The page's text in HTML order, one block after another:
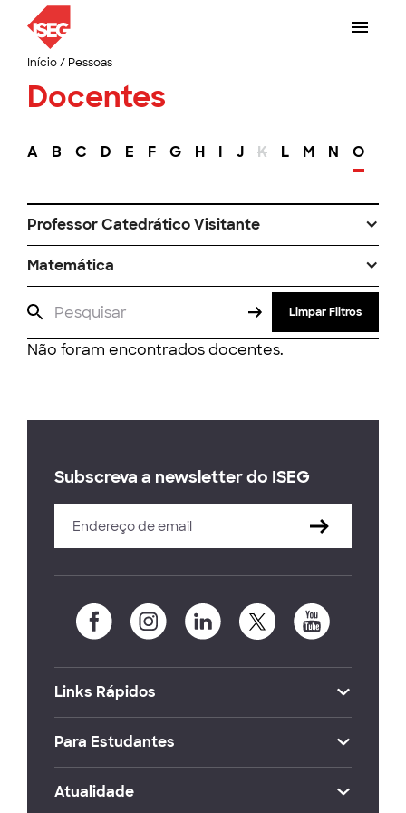
Início/ Pessoas
Docentes
A B C D E F G H I J K L M N O
Professor Catedrático Visitante
Matemática
Limpar Filtros
Não foram encontrados docentes.
Subscreva a newsletter do ISEG
Links Rápidos
Para Estudantes
Atualidade